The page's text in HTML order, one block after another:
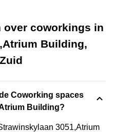
over coworkings in
Building,
Coworking spaces
Building?
3051,Atrium